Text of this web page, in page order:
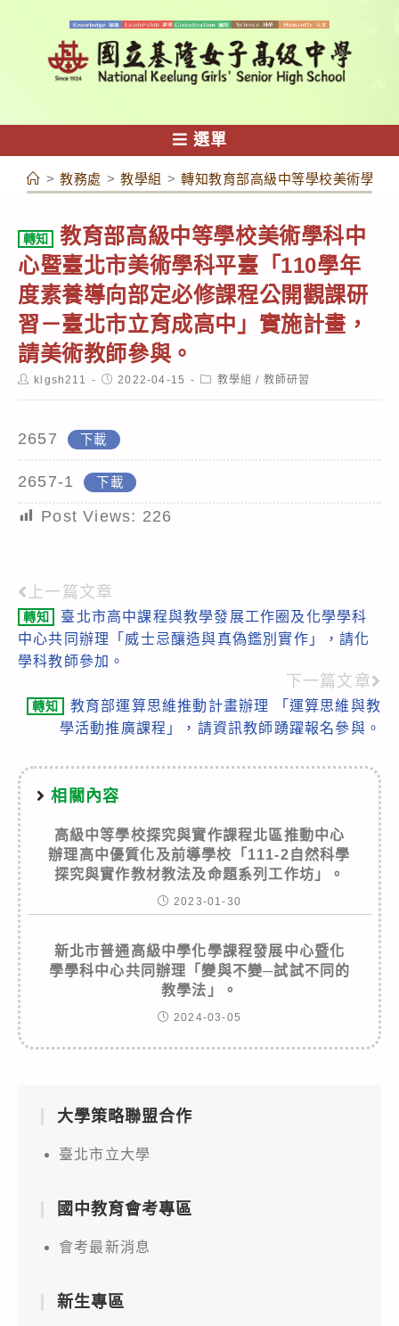
容
選單
> 教務處 > 教學組 > 轉知教育部高級中等學校美術學科
轉知
教育部高級中等學校美術學科中
心暨臺北市美術學科平臺「110學年
度素養導向部定必修課程公開觀課研
習－臺北市立育成高中」實施計畫，
請美術教師參與。
Postklgsh211
Post2022-04-15
Post教學組 / 教師研習
2657 下載
2657-1 下載
Post Views: 226
Read
more
articles
上一篇文章
轉知
臺北市高中課程與教學發展工作圈及化學學科
中心共同辦理「威士忌釀造與真偽鑑別實作」，請化
學科教師參加。
下一篇文章
轉知
教育部運算思維推動計畫辦理 「運算思維與教
學活動推廣課程」，請資訊教師踴躍報名參與。
相關內容
高級中等學校探究與實作課程北區推動中心
辦理高中優質化及前導學校「111-2自然科學
探究與實作教材教法及命題系列工作坊」。
2023-01-30
新北市普通高級中學化學課程發展中心暨化
學學科中心共同辦理「變與不變─試試不同的
教學法」。
2024-03-05
大學策略聯盟合作
臺北市立大學
國中教育會考專區
會考最新消息
新生專區